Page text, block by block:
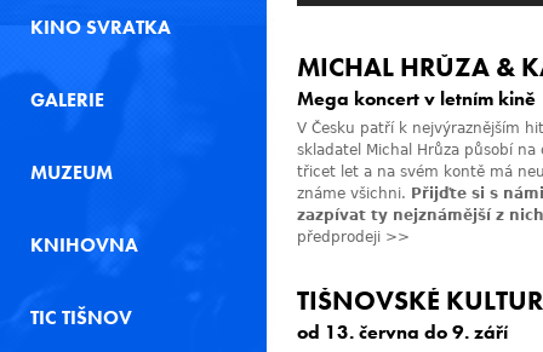
MICHAL HRŮZA &
Mega koncert v letním kině
V Česku patří k nejvýraznějším
skladatel
Michal Hrůza působí na
třicet let a na svém kontě má
známe všichni. Přijďte si s
zazpívat ty nejznámější z
předprodeji >>
TIŠNOVSKÉ
od 13. června do 9. září
KINO SVRATKA
GALERIE
MUZEUM
KNIHOVNA
TIC TIŠNOV